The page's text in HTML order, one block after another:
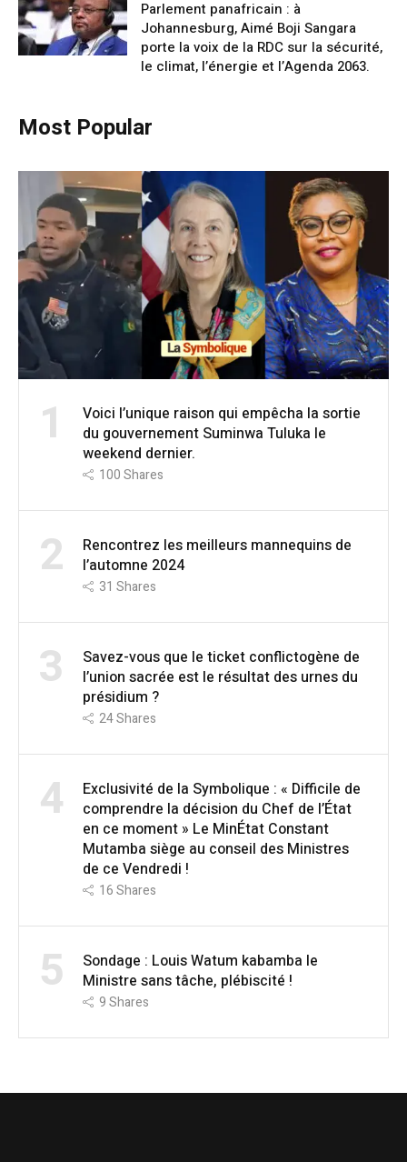
Parlement panafricain : à
Johannesburg, Aimé Boji Sangara
porte la voix de la RDC sur la sécurité,
le climat, l’énergie et l’Agenda 2063.
Most Popular
1
Voici l’unique raison qui empêcha la sortie
du gouvernement Suminwa Tuluka le
weekend dernier.
100Shares
2
Rencontrez les meilleurs mannequins de
l’automne 2024
31 Shares
3
Savez-vous que le ticket conflictogène de
l’union sacrée est le résultat des urnes du
présidium ?
24Shares
4
Exclusivité de la Symbolique : « Difficile de
comprendre la décision du Chef de l’État
en ce moment » Le MinÉtat Constant
Mutamba siège au conseil des Ministres
de ce Vendredi !
16Shares
5
Sondage : Louis Watum kabamba le
Ministre sans tâche, plébiscité !
9Shares